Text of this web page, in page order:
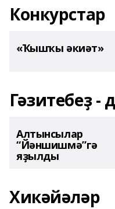
Конкурстар
«Ҡышҡы әкиәт»
Гәзитебеҙ -
Алтынсылар
“Йәншишмә”гә
яҙылды
Хикәйәләр